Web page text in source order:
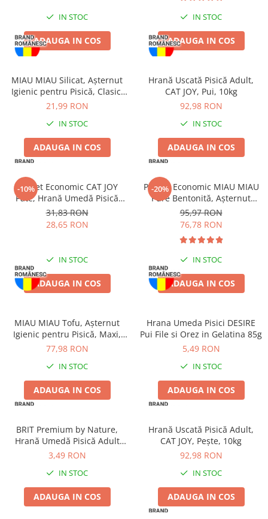
IN STOC
ADAUGA IN COS
IN STOC
ADAUGA IN COS
MIAU MIAU Silicat, Așternut
Igienic pentru Pisică, Clasic,
3.8L
21,99 RON
IN STOC
ADAUGA IN COS
Hrană Uscată Pisică Adult,
CAT JOY, Pui, 10kg
92,98 RON
IN STOC
ADAUGA IN COS
-10%
Pachet Economic CAT JOY
Pate, Hrană Umedă Pisică
Adult, Vită, 16x100g
31,83 RON
28,65 RON
IN STOC
ADAUGA IN COS
-20%
Pachet Economic MIAU MIAU
Pure Bentonită, Așternut
Igienic pentru Pisică, Clasic,
4x5L
95,97 RON
76,78 RON
IN STOC
ADAUGA IN COS
MIAU MIAU Tofu, Așternut
Igienic pentru Pisică, Maxi,
Vanilie, 15L
77,98 RON
IN STOC
ADAUGA IN COS
Hrana Umeda Pisici DESIRE
Pui File si Orez in Gelatina 85g
5,49 RON
IN STOC
ADAUGA IN COS
BRIT Premium by Nature,
Hrană Umedă Pisică Adult
Sterilizată, Pui în Sos, 100g
3,49 RON
IN STOC
ADAUGA IN COS
Hrană Uscată Pisică Adult,
CAT JOY, Pește, 10kg
92,98 RON
IN STOC
ADAUGA IN COS